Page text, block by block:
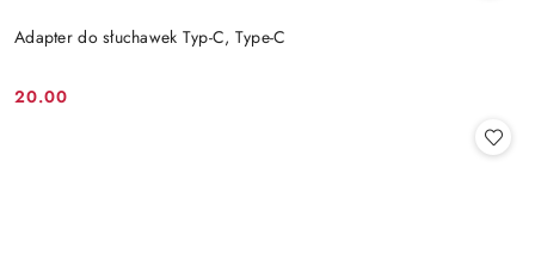
Adapter do słuchawek Typ-C, Type-C
Cena:
20.00